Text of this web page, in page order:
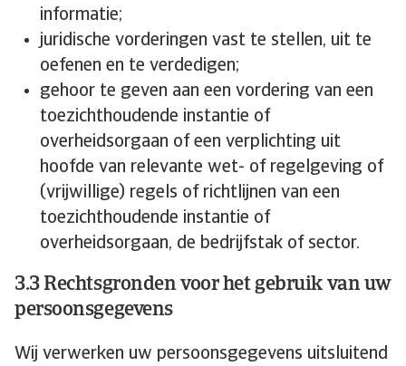
informatie;
juridische vorderingen vast te stellen, uit te
oefenen en te verdedigen;
gehoor te geven aan een vordering van een
toezichthoudende instantie of
overheidsorgaan of een verplichting uit
hoofde van relevante wet- of regelgeving of
(vrijwillige) regels of richtlijnen van een
toezichthoudende instantie of
overheidsorgaan, de bedrijfstak of sector.
3.3 Rechtsgronden voor het gebruik van uw
persoonsgegevens
Wij verwerken uw persoonsgegevens uitsluitend